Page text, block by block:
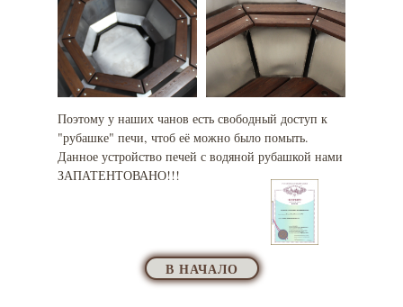
Поэтому у наших чанов есть свободный доступ к
"рубашке" печи, чтоб её можно было помыть.
Данное устройство печей с водяной рубашкой нами
ЗАПАТЕНТОВАНО!!!
В НАЧАЛО